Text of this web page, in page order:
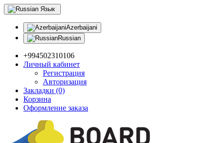
Язык
Azerbaijani
Russian
+994502310106
Личный кабинет
Регистрация
Авторизация
Закладки (0)
Корзина
Оформление заказа